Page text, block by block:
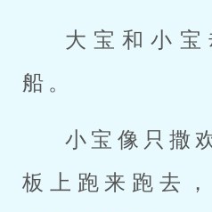
大宝和小宝
船。
小宝像只撒
板上跑来跑去